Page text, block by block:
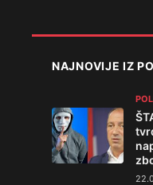
NAJNOVIJE IZ